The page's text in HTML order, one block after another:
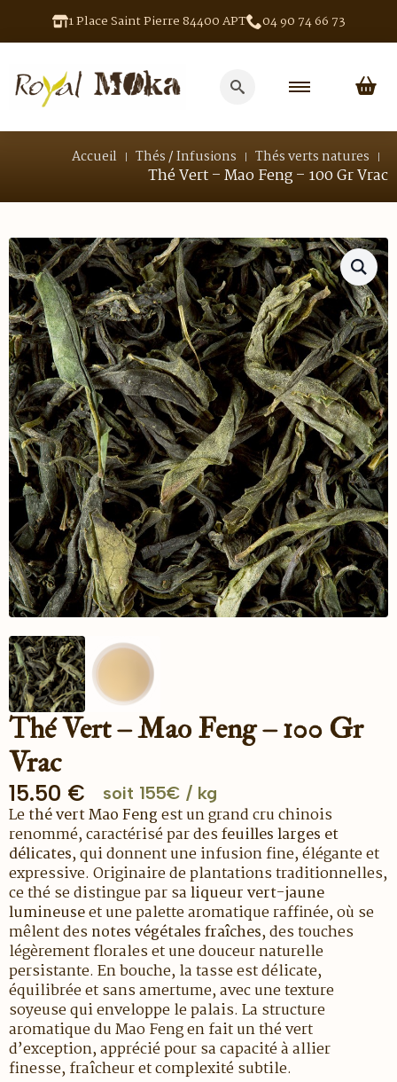
1 Place Saint Pierre 84400 APT 04 90 74 66 73
for:
Accueil Thés / Infusions Thés verts natures
Thé Vert – Mao Feng – 100 Gr Vrac
Thé Vert – Mao Feng – 100 Gr
Vrac
15.50 € soit 155€ / kg
Lethé vert Mao Fengest un grand cru chinois
renommé, caractérisé par desfeuilles larges et
délicates, qui donnent une infusion fine, élégante et
expressive. Originaire de plantations traditionnelles,
ce thé se distingue par saliqueur vert-jaune
lumineuseet une palette aromatique raffinée, où se
mêlent desnotes végétales fraîches, des touches
légèrement florales et une douceur naturelle
persistante. En bouche, la tasse est délicate,
équilibrée et sans amertume, avec une texture
soyeuse qui enveloppe le palais. La structure
aromatique du Mao Feng en fait un thé vert
d’exception, apprécié pour sa capacité à allier
finesse, fraîcheur et complexité subtile.